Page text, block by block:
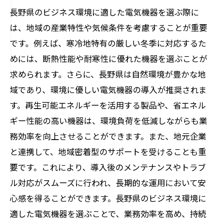
長野県のビジネス環境に適した電気機器を選ぶ際に
は、地域の産業特性や気候条件を考慮することが重要
です。例えば、寒冷地特有の厳しい冬季に対応するた
めには、断熱性能や耐寒性に優れた機器を選ぶことが
求められます。さらに、長野県は自然環境が豊かな地
域であり、環境に優しい電気機器の導入が推奨されま
す。再生可能エネルギーを活用する製品や、省エネル
ギー性能の高い機器は、環境負荷を低減しながらも業
務効率を向上させることができます。また、地元企業
と連携して、地域密着型のサポートを受けることも重
要です。これにより、導入後のメンテナンスやトラブ
ル対応がスムーズに行われ、長期的な運用において安
心感を得ることができます。長野県のビジネス環境に
適した電気機器を選ぶことで、業務効率を高め、持続